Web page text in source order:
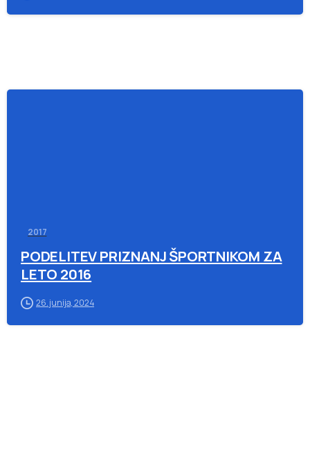
2017
PODELITEV PRIZNANJ ŠPORTNIKOM ZA
LETO 2016
26. junija, 2024